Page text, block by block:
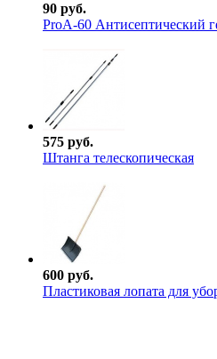
90 руб.
ProА-60 Антисептический
575 руб.
Штанга телескопическая
600 руб.
Пластиковая лопата для